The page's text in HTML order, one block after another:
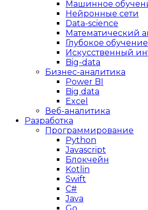
Машинное
Нейронные сети
Data-science
Математический
Глубокое обучение
Искусственный
Big-data
Бизнес-аналитика
Power BI
Big data
Excel
Веб-аналитика
Разработка
Программирование
Python
Javascript
Блокчейн
Kotlin
Swift
C#
Java